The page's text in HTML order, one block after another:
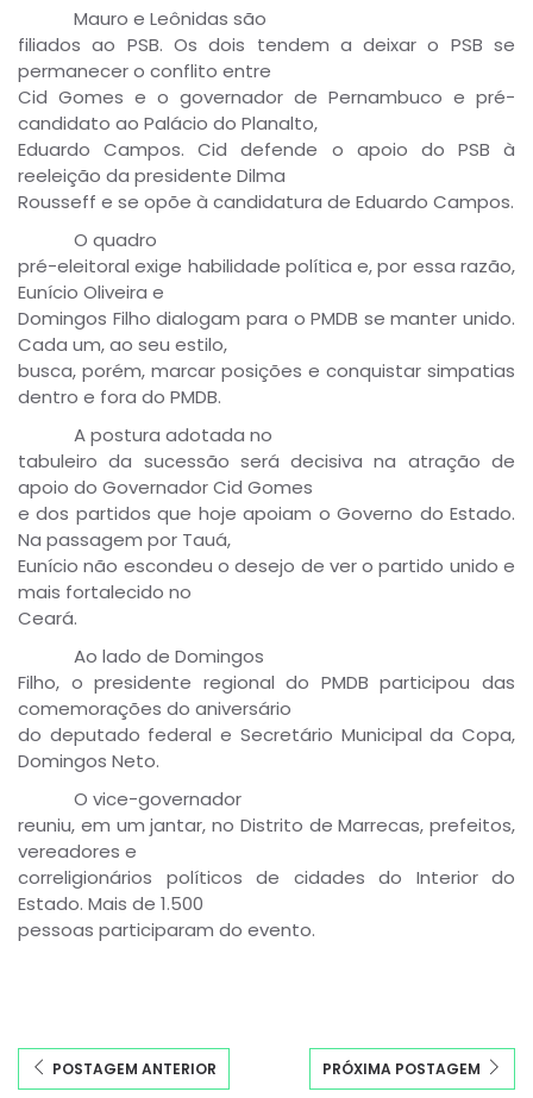
Mauro e Leônidas são
filiados ao PSB. Os dois tendem a deixar o PSB se
permanecer o conflito entre
Cid Gomes e o governador de Pernambuco e pré-
candidato ao Palácio do Planalto,
Eduardo Campos. Cid defende o apoio do PSB à
reeleição da presidente Dilma
Rousseff e se opõe à candidatura de Eduardo Campos.
O quadro
pré-eleitoral exige habilidade política e, por essa razão,
Eunício Oliveira e
Domingos Filho dialogam para o PMDB se manter unido.
Cada um, ao seu estilo,
busca, porém, marcar posições e conquistar simpatias
dentro e fora do PMDB.
A postura adotada no
tabuleiro da sucessão será decisiva na atração de
apoio do Governador Cid Gomes
e dos partidos que hoje apoiam o Governo do Estado.
Na passagem por Tauá,
Eunício não escondeu o desejo de ver o partido unido e
mais fortalecido no
Ceará.
Ao lado de Domingos
Filho, o presidente regional do PMDB participou das
comemorações do aniversário
do deputado federal e Secretário Municipal da Copa,
Domingos Neto.
O vice-governador
reuniu, em um jantar, no Distrito de Marrecas, prefeitos,
vereadores e
correligionários políticos de cidades do Interior do
Estado. Mais de 1.500
pessoas participaram do evento.
POSTAGEM ANTERIOR PRÓXIMA POSTAGEM